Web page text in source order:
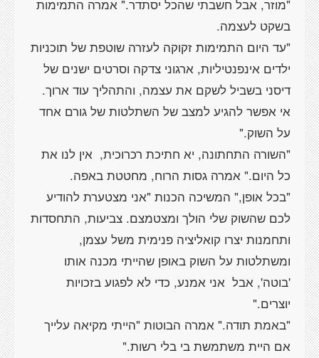
"מוזר, אבל חשבתי שהכל יסתדר." אמרה התמימות
בשקט לעצמה.
"עד היום התמימות זקוקה לעזרה שוטפת של תוכניות
ילדים אינפנטיליות, ארגוני צדקה וסרטים ישנים של
דיסני בשביל לשקם את עצמה, והתהליך עוד ארוך.
אי אפשר להגיע למצב של השתלטות של גורם אחד
על השוק."
"השורה התחתונה, יא חתיכת רכרוכית, אין לנו את
כל היום." אמרה גסות הרוח, מחטטת באפה.
"בכל אופן," המשיכה הכנות "אני מצטערת להודיע
לכם שהשוק שלי הולך ומצטמצם. צביעות, התחסדות
ותחמנות יצרו קואליציה פנימית משל עצמן,
ומשתלטות על השוק באופן שהייתי מכנה אותו
'בוטה', אבל אני אמנע, כדי לא לפגוע בזכויות
יוצרים."
"באמת תודה." אמרה הבוטות "הייתי מקיאה עלייך
אם היית משתמשת בי בלי רשות."